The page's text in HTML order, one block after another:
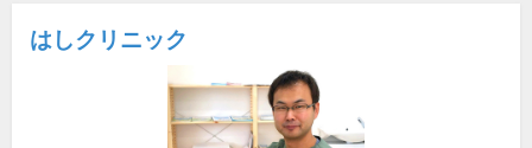
はしクリニック